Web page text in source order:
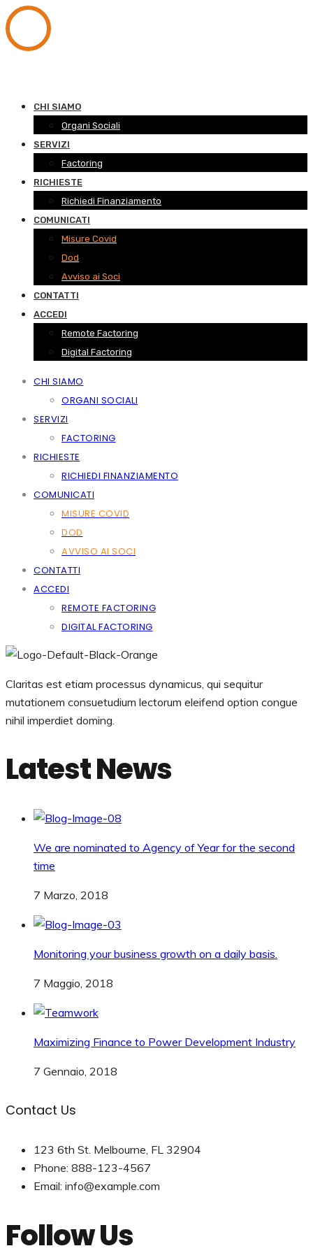
CHI SIAMO
Organi Sociali
SERVIZI
Factoring
RICHIESTE
Richiedi Finanziamento
COMUNICATI
Misure Covid
Dod
Avviso ai Soci
CONTATTI
ACCEDI
Remote Factoring
Digital Factoring
CHI SIAMO
ORGANI SOCIALI
SERVIZI
FACTORING
RICHIESTE
RICHIEDI FINANZIAMENTO
COMUNICATI
MISURE COVID
DOD
AVVISO AI SOCI
CONTATTI
ACCEDI
REMOTE FACTORING
DIGITAL FACTORING
Claritas est etiam processus dynamicus, qui sequitur
mutationem consuetudium lectorum eleifend option congue
nihil imperdiet doming.
Latest News
We are nominated to Agency of Year for the second
time
7 Marzo, 2018
Monitoring your business growth on a daily basis.
7 Maggio, 2018
Maximizing Finance to Power Development Industry
7 Gennaio, 2018
Contact Us
123 6th St. Melbourne, FL 32904
Phone: 888-123-4567
Email: info@example.com
Follow Us